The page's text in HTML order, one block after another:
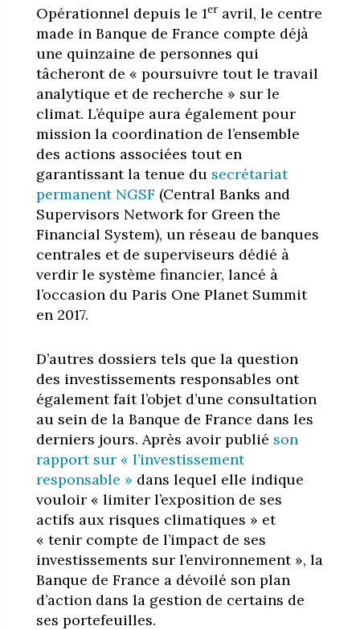
Opérationnel depuis le 1eravril, le centre
made in Banque de France compte déjà
une quinzaine de personnes qui
tâcheront de « poursuivre tout le travail
analytique et de recherche » sur le
climat. L’équipe aura également pour
mission la coordination de l’ensemble
des actions associées tout en
garantissant la tenue du secrétariat
permanent NGSF (Central Banks and
Supervisors Network for Green the
Financial System), un réseau de banques
centrales et de superviseurs dédié à
verdir le système financier, lancé à
l’occasion du Paris One Planet Summit
en 2017.
D’autres dossiers tels que la question
des investissements responsables ont
également fait l’objet d’une consultation
au sein de la Banque de France dans les
derniers jours. Après avoir publié son
rapport sur « l’investissement
responsable » dans lequel elle indique
vouloir « limiter l’exposition de ses
actifs aux risques climatiques » et
« tenir compte de l’impact de ses
investissements sur l’environnement », la
Banque de France a dévoilé son plan
d’action dans la gestion de certains de
ses portefeuilles.